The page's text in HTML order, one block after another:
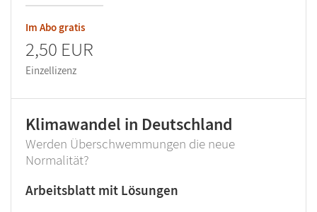
Im Abo gratis
2,50 EUR
Einzellizenz
Klimawandel in Deutschland
Werden Überschwemmungen die neue
Normalität?
Arbeitsblatt mit Lösungen